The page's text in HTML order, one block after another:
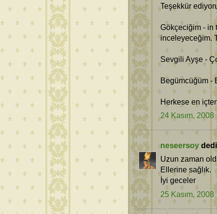
Teşekkür
Gökçeciğim - in
inceleyeceğim.
Sevgili Ayşe -
Begümcüğüm -
Herkese en
24 Kasım, 2008
neseersoy
Uzun zaman
Ellerine sağlık.
İyi geceler
25 Kasım, 2008